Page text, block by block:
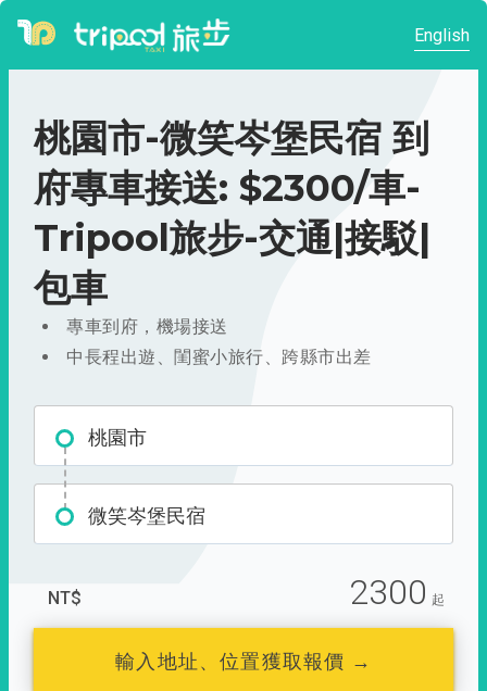
English
桃園市-微笑岑堡民宿 到
府專車接送: $2300/車-
Tripool旅步-交通|接駁|
包車
專車到府，機場接送
中長程出遊、閨蜜小旅行、跨縣市出差
桃園市
微笑岑堡民宿
NT$ 2300 起
輸入地址、位置獲取報價 →